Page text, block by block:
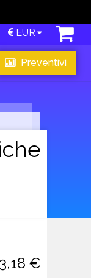
EUR
Preventivi
€